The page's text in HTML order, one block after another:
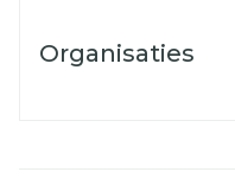
Organisaties